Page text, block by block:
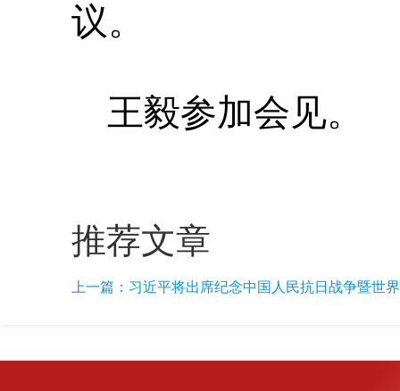
议。
王毅参加会见。
推荐文章
上一篇： 习近平将出席纪念中国人民抗日战争暨世